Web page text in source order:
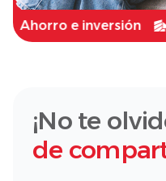
e inversión
¡No te
de